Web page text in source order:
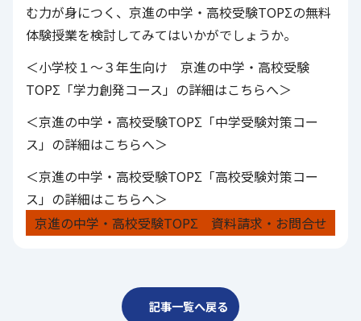
む力が身につく、京進の中学・高校受験TOPΣの無料
体験授業を検討してみてはいかがでしょうか。
＜小学校１〜３年生向け 京進の中学・高校受験
TOPΣ「学力創発コース」の詳細はこちらへ＞
＜京進の中学・高校受験TOPΣ「中学受験対策コー
ス」の詳細はこちらへ＞
＜京進の中学・高校受験TOPΣ「高校受験対策コー
ス」の詳細はこちらへ＞
京進の中学・高校受験TOPΣ 資料請求・お問合せ
記事一覧へ戻る